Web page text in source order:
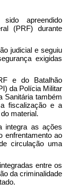
apreendido
(PRF) durante
judicial e seguiu
exigidas
e do Batalhão
da Polícia Militar
Sanitária também
a fiscalização e a
material.
integra as ações
enfrentamento ao
circulação uma
entre os
da criminalidade